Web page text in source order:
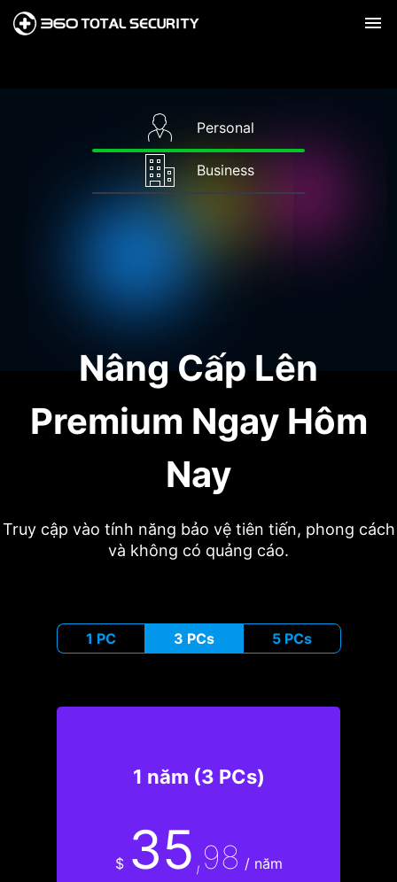
Personal
Business
Nâng Cấp Lên
Premium Ngay Hôm
Nay
Truy cập vào tính năng bảo vệ tiên tiến, phong cách
và không có quảng cáo.
1 PC 3 PCs 5 PCs
1 năm (3 PCs)
$ 35,98 / năm